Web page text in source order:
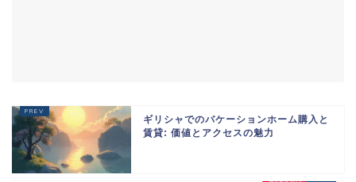
ギリシャでのバケーションホーム購入と
賃貸: 価値とアクセスの魅力